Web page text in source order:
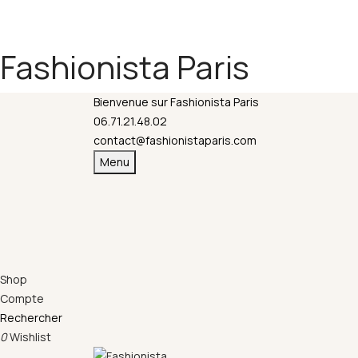
Fashionista Paris
Bienvenue sur Fashionista Paris
06.71.21.48.02
contact@fashionistaparis.com
Menu
Shop
Compte
Rechercher
0Wishlist